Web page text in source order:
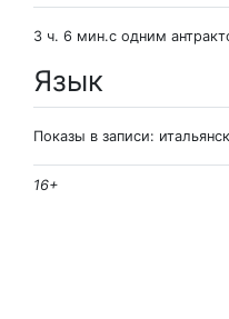
3 ч. 6 мин.с одним
Язык
Показы в записи:
16+